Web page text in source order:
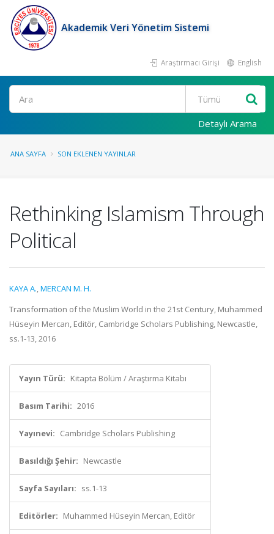
Akademik Veri Yönetim Sistemi
Araştırmacı Girişi English
Ara
Detaylı Arama
ANA SAYFA SON EKLENEN YAYINLAR
Rethinking Islamism Through
Political
KAYA A.,MERCAN M. H.
Transformation of the Muslim World in the 21st Century, Muhammed
Hüseyin Mercan, Editör, Cambridge Scholars Publishing, Newcastle,
ss.1-13, 2016
Yayın Türü: Kitapta Bölüm / Araştırma Kitabı
Basım Tarihi: 2016
Yayınevi: Cambridge Scholars Publishing
Basıldığı Şehir: Newcastle
Sayfa Sayıları: ss.1-13
Editörler: Muhammed Hüseyin Mercan, Editör